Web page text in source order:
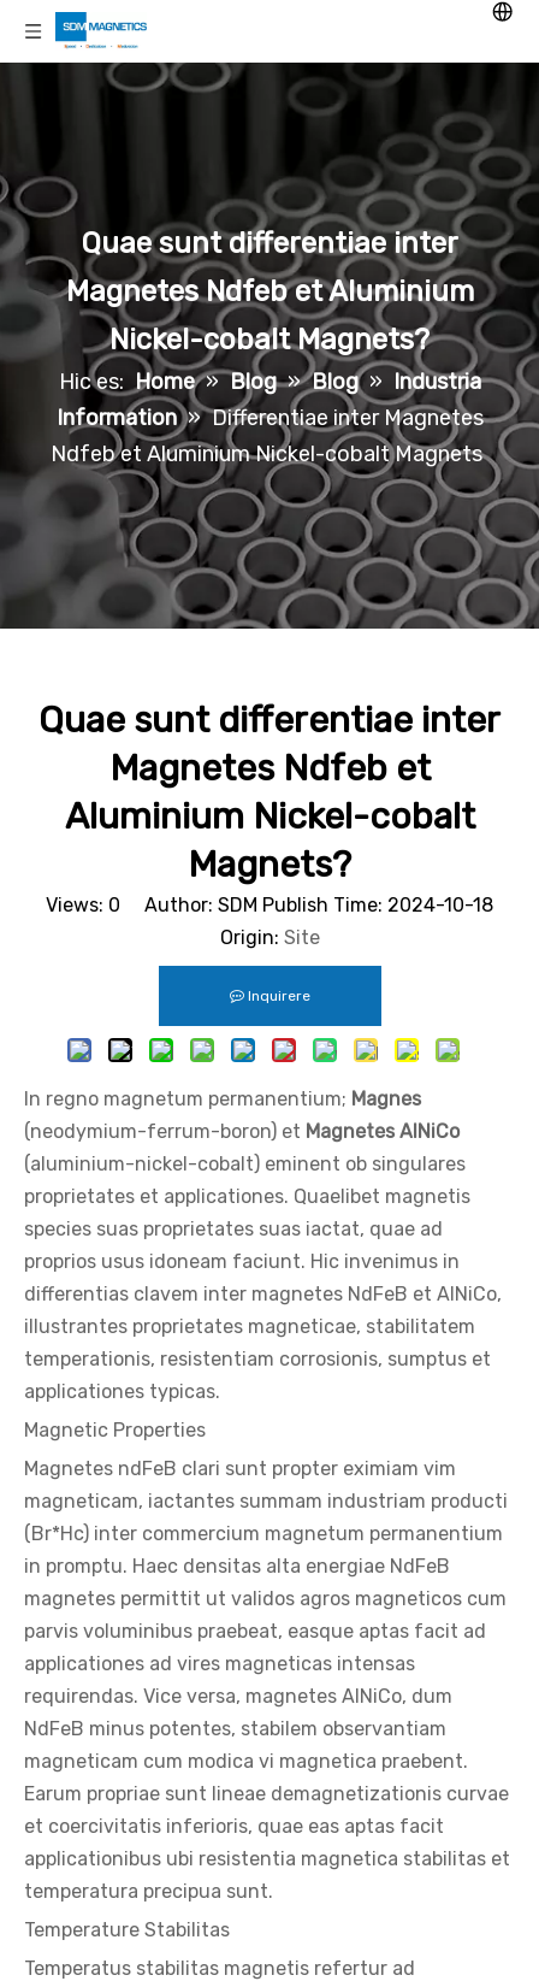
Quae sunt differentiae inter
Magnetes Ndfeb et Aluminium
Nickel-cobalt Magnets?
Hic es: Home » Blog » Blog » Industria
Information » Differentiae inter Magnetes
Ndfeb et Aluminium Nickel-cobalt Magnets
Quae sunt differentiae inter
Magnetes Ndfeb et
Aluminium Nickel-cobalt
Magnets?
Views: 0 Author: SDM Publish Time: 2024-10-18
Origin: Site
Inquirere
In regno magnetum permanentium; Magnes
(neodymium-ferrum-boron) et Magnetes AlNiCo
(aluminium-nickel-cobalt) eminent ob singulares
proprietates et applicationes. Quaelibet magnetis
species suas proprietates suas iactat, quae ad
proprios usus idoneam faciunt. Hic invenimus in
differentias clavem inter magnetes NdFeB et AlNiCo,
illustrantes proprietates magneticae, stabilitatem
temperationis, resistentiam corrosionis, sumptus et
applicationes typicas.
Magnetic Properties
Magnetes ndFeB clari sunt propter eximiam vim
magneticam, iactantes summam industriam producti
(Br*Hc) inter commercium magnetum permanentium
in promptu. Haec densitas alta energiae NdFeB
magnetes permittit ut validos agros magneticos cum
parvis voluminibus praebeat, easque aptas facit ad
applicationes ad vires magneticas intensas
requirendas. Vice versa, magnetes AlNiCo, dum
NdFeB minus potentes, stabilem observantiam
magneticam cum modica vi magnetica praebent.
Earum propriae sunt lineae demagnetizationis curvae
et coercivitatis inferioris, quae eas aptas facit
applicationibus ubi resistentia magnetica stabilitas et
temperatura precipua sunt.
Temperature Stabilitas
Temperatus stabilitas magnetis refertur ad